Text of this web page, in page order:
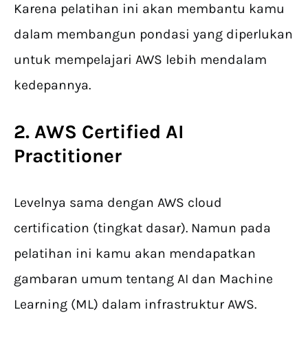
Karena pelatihan ini akan membantu kamu
dalam membangun pondasi yang diperlukan
untuk mempelajari AWS lebih mendalam
kedepannya.
2. AWS Certified AI
Practitioner
Levelnya sama dengan AWS cloud
certification (tingkat dasar). Namun pada
pelatihan ini kamu akan mendapatkan
gambaran umum tentang AI dan Machine
Learning (ML) dalam infrastruktur AWS.